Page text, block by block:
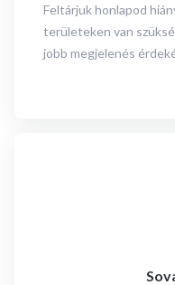
Feltárjuk honlapod
területeken van
jobb megjelenés